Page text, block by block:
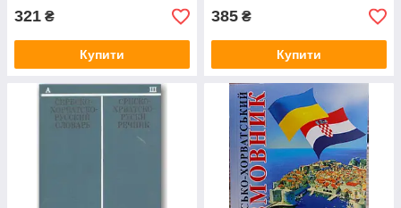
321 ₴
Купити
385 ₴
Купити